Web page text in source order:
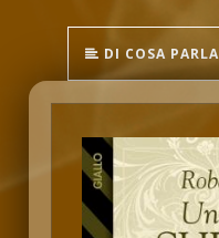
DI COSA PARLA